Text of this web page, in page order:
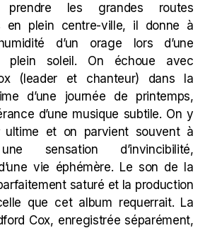
les grandes routes
en plein centre-ville, il donne à
d’un orage lors d’une
plein soleil. On échoue avec
(leader et chanteur) dans la
d’une journée de printemps,
d’une musique subtile. On y
et on parvient souvent à
sensation d’invincibilité,
d’une vie éphémère. Le son de la
saturé et la production
que cet album requerrait. La
Cox, enregistrée séparément,